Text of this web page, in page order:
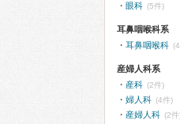
眼科 (5件)
耳鼻咽喉科系
耳鼻咽喉科
産婦人科系
産科 (2件)
婦人科 (4件)
産婦人科 (2件